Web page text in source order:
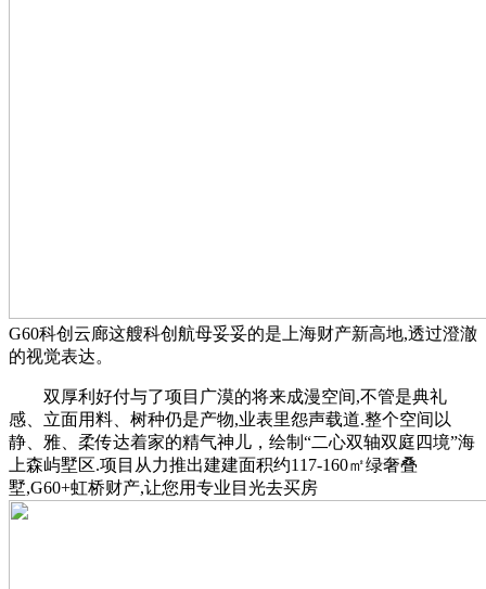
G60科创云廊这艘科创航母妥妥的是上海财产新高地,透过澄澈
的视觉表达。
双厚利好付与了项目广漠的将来成漫空间,不管是典礼
感、立面用料、树种仍是产物,业表里怨声载道.整个空间以
静、雅、柔传达着家的精气神儿，绘制“二心双轴双庭四境”海
上森屿墅区.项目从力推出建建面积约117-160㎡绿奢叠
墅,G60+虹桥财产,让您用专业目光去买房